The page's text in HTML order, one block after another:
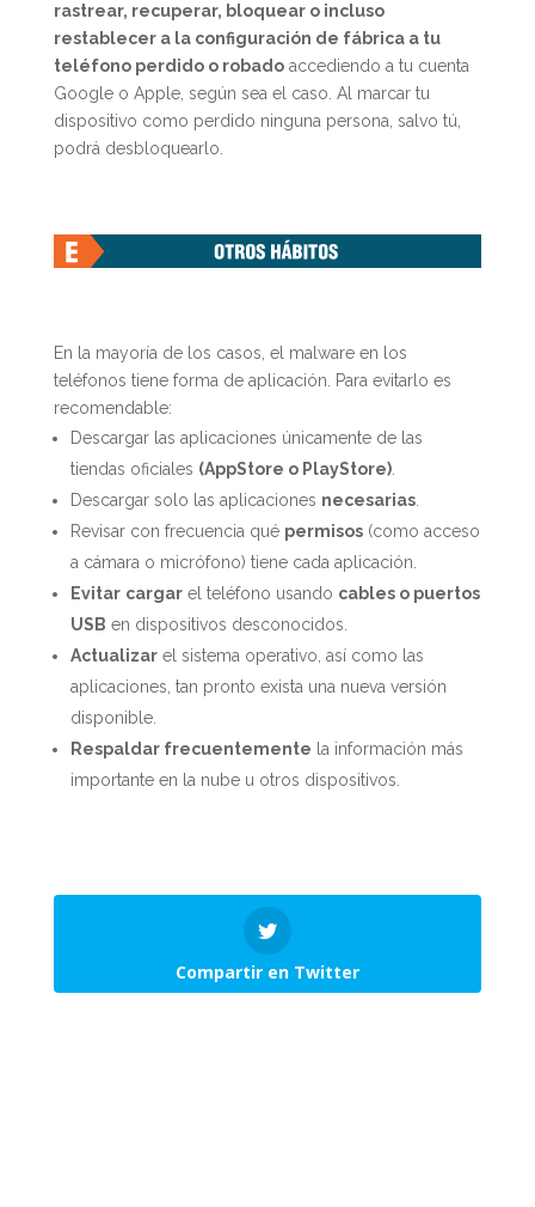
rastrear, recuperar, bloquear o incluso
restablecer a la configuración de fábrica a tu
teléfono perdido o robadoaccediendo a tu cuenta
Google o Apple, según sea el caso. Al marcar tu
dispositivo como perdido ninguna persona, salvo tú,
podrá desbloquearlo.
En la mayoría de los casos, el malware en los
teléfonos tiene forma de aplicación. Para evitarlo es
recomendable:
Descargar las aplicaciones únicamente de las
tiendas oficiales (AppStore o PlayStore).
Descargar solo las aplicaciones necesarias.
Revisar con frecuencia qué permisos(como acceso
a cámara o micrófono) tiene cada aplicación.
Evitar cargarel teléfono usando cables o puertos
USB en dispositivos desconocidos.
Actualizarel sistema operativo, así como las
aplicaciones, tan pronto exista una nueva versión
disponible.
Respaldar frecuentemente la información más
importante en la nube u otros dispositivos.
Compartir en Twitter